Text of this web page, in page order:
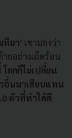
มา’ เขามองว่า
ยอย่างเผ็ดร้อน
ลกก็ไม่เปลี่ยน
อื่นมาเสียบแทน
ตัวที่ทำได้ดี